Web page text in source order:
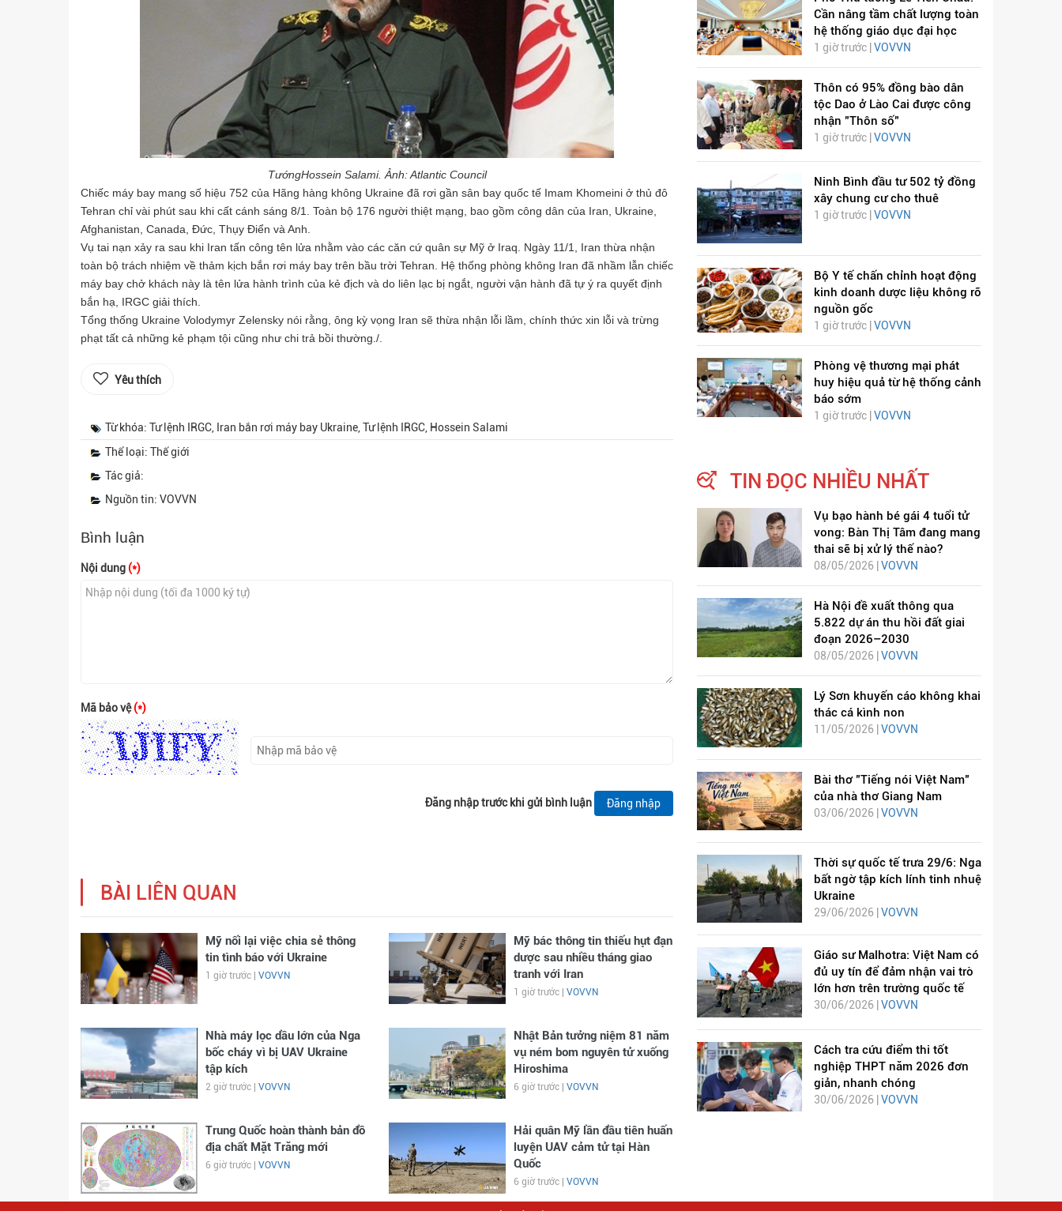
TướngHossein Salami. Ảnh: Atlantic Council
Chiếc máy bay mang số hiệu 752 của Hãng hàng không Ukraine đã rơi gần sân bay quốc tế Imam Khomeini ở thủ đô
Tehran chỉ vài phút sau khi cất cánh sáng 8/1. Toàn bộ 176 người thiệt mạng, bao gồm công dân của Iran, Ukraine,
Afghanistan, Canada, Đức, Thụy Điển và Anh.
Vụ tai nạn xảy ra sau khi Iran tấn công tên lửa nhằm vào các căn cứ quân sự Mỹ ở Iraq. Ngày 11/1, Iran thừa nhận
toàn bộ trách nhiệm về thảm kịch bắn rơi máy bay trên bầu trời Tehran. Hệ thống phòng không Iran đã nhầm lẫn chiếc
máy bay chở khách này là tên lửa hành trình của kẻ địch và do liên lạc bị ngắt, người vận hành đã tự ý ra quyết định
bắn hạ, IRGC giải thích.
Tổng thống Ukraine Volodymyr Zelensky nói rằng, ông kỳ vọng Iran sẽ thừa nhận lỗi lầm, chính thức xin lỗi và trừng
phạt tất cả những kẻ phạm tội cũng như chi trả bồi thường./.
Yêu thích
Từ khóa: Tư lệnh IRGC, Iran bắn rơi máy bay Ukraine, Tư lệnh IRGC, Hossein Salami
Thể loại: Thế giới
Tác giả:
Nguồn tin: VOVVN
Bình luận
Nội dung (*)
Mã bảo vệ(*)
Đăng nhập trước khi gửi bình luận Đăng nhập
BÀI LIÊN QUAN
Mỹ nối lại việc chia sẻ thông
tin tình báo với Ukraine
1 giờ trước | VOVVN
Mỹ bác thông tin thiếu hụt đạn
dược sau nhiều tháng giao
tranh với Iran
1 giờ trước | VOVVN
Nhà máy lọc dầu lớn của Nga
bốc cháy vì bị UAV Ukraine
tập kích
2 giờ trước | VOVVN
Nhật Bản tưởng niệm 81 năm
vụ ném bom nguyên tử xuống
Hiroshima
6 giờ trước | VOVVN
Trung Quốc hoàn thành bản đồ
địa chất Mặt Trăng mới
6 giờ trước | VOVVN
Hải quân Mỹ lần đầu tiên huấn
luyện UAV cảm tử tại Hàn
Quốc
6 giờ trước | VOVVN
Cần nâng tầm chất lượng toàn
hệ thống giáo dục đại học
1 giờ trước | VOVVN
Thôn có 95% đồng bào dân
tộc Dao ở Lào Cai được công
nhận "Thôn số"
1 giờ trước | VOVVN
Ninh Bình đầu tư 502 tỷ đồng
xây chung cư cho thuê
1 giờ trước | VOVVN
Bộ Y tế chấn chỉnh hoạt động
kinh doanh dược liệu không rõ
nguồn gốc
1 giờ trước | VOVVN
Phòng vệ thương mại phát
huy hiệu quả từ hệ thống cảnh
báo sớm
1 giờ trước | VOVVN
TIN ĐỌC NHIỀU NHẤT
Vụ bạo hành bé gái 4 tuổi tử
vong: Bàn Thị Tâm đang mang
thai sẽ bị xử lý thế nào?
08/05/2026 | VOVVN
Hà Nội đề xuất thông qua
5.822 dự án thu hồi đất giai
đoạn 2026–2030
08/05/2026 | VOVVN
Lý Sơn khuyến cáo không khai
thác cá kình non
11/05/2026 | VOVVN
Bài thơ "Tiếng nói Việt Nam"
của nhà thơ Giang Nam
03/06/2026 | VOVVN
Thời sự quốc tế trưa 29/6: Nga
bất ngờ tập kích lính tinh nhuệ
Ukraine
29/06/2026 | VOVVN
Giáo sư Malhotra: Việt Nam có
đủ uy tín để đảm nhận vai trò
lớn hơn trên trường quốc tế
30/06/2026 | VOVVN
Cách tra cứu điểm thi tốt
nghiệp THPT năm 2026 đơn
giản, nhanh chóng
30/06/2026 | VOVVN